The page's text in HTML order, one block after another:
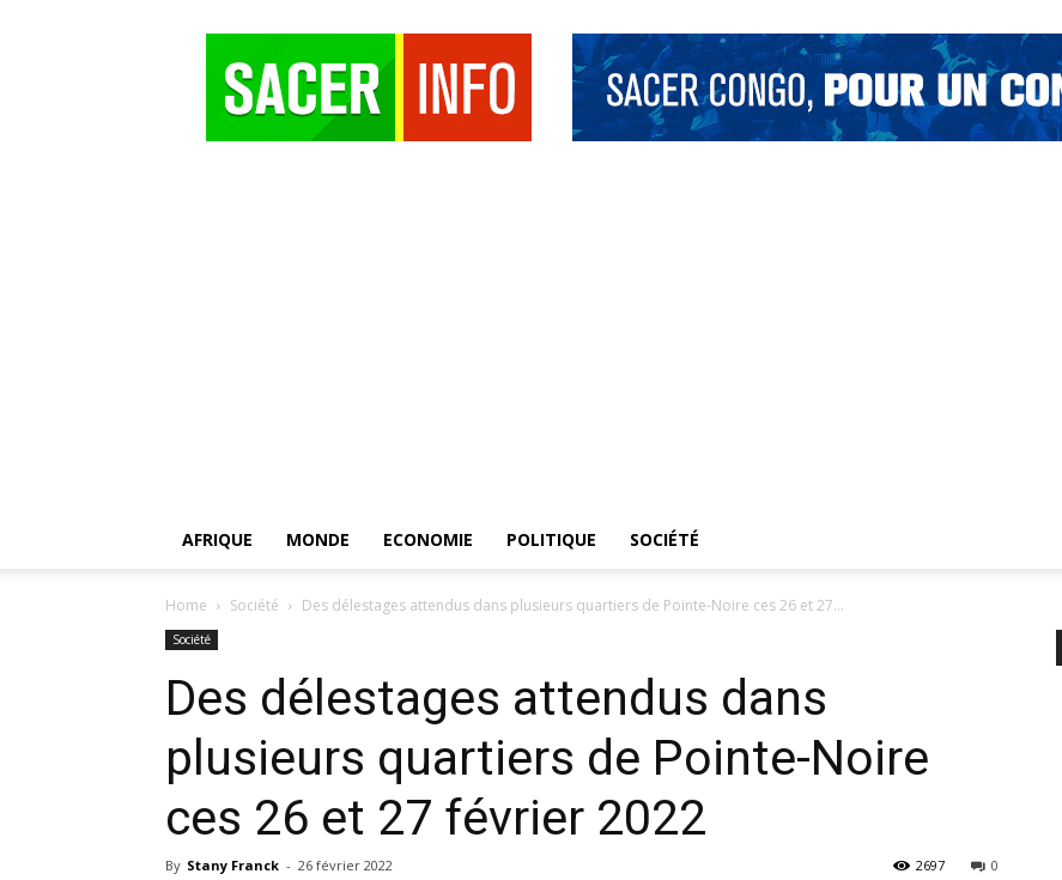
AFRIQUE MONDE ECONOMIE POLITIQUE SOCIÉTÉ
Home Société Des délestages attendus dans plusieurs quartiers de Pointe-Noire ces 26 et 27...
Société
Des délestages attendus dans
plusieurs quartiers de Pointe-Noire
ces 26 et 27 février 2022
By Stany Franck - 26 février 2022 0
2697